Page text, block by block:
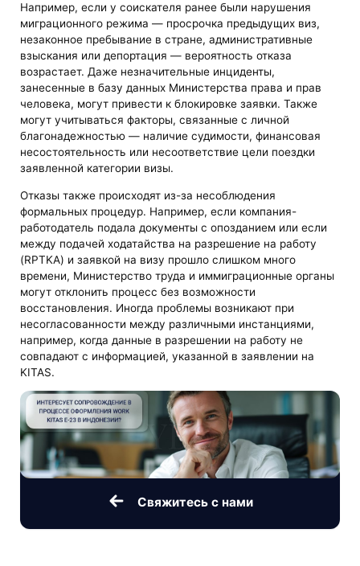
Например, если у соискателя ранее были нарушения
миграционного режима — просрочка предыдущих виз,
незаконное пребывание в стране, административные
взыскания или депортация — вероятность отказа
возрастает. Даже незначительные инциденты,
занесенные в базу данных Министерства права и прав
человека, могут привести к блокировке заявки. Также
могут учитываться факторы, связанные с личной
благонадежностью — наличие судимости, финансовая
несостоятельность или несоответствие цели поездки
заявленной категории визы.
Отказы также происходят из-за несоблюдения
формальных процедур. Например, если компания-
работодатель подала документы с опозданием или если
между подачей ходатайства на разрешение на работу
(RPTKA) и заявкой на визу прошло слишком много
времени, Министерство труда и иммиграционные органы
могут отклонить процесс без возможности
восстановления. Иногда проблемы возникают при
несогласованности между различными инстанциями,
например, когда данные в разрешении на работу не
совпадают с информацией, указанной в заявлении на
KITAS.
Свяжитесь с нами